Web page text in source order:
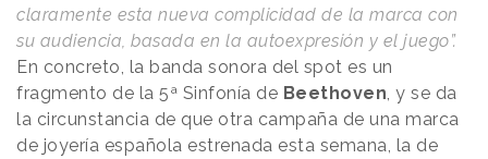
claramente esta nueva complicidad de la marca con
su audiencia, basada en la autoexpresión y el juego”.
En concreto, la banda sonora del spot es un
fragmento de la 5ª Sinfonía de Beethoven, y se da
la circunstancia de que otra campaña de una marca
de joyería española estrenada esta semana, la de